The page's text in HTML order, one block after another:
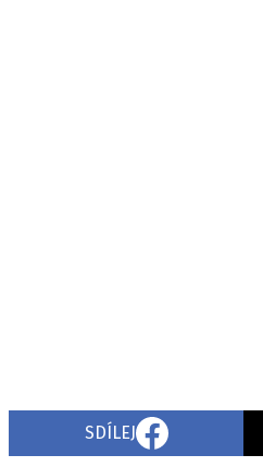
SDÍLEJ